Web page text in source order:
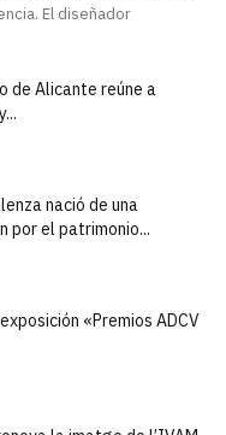
El diseñador
de Alicante reúne a
nació de una
por el patrimonio...
«Premios ADCV